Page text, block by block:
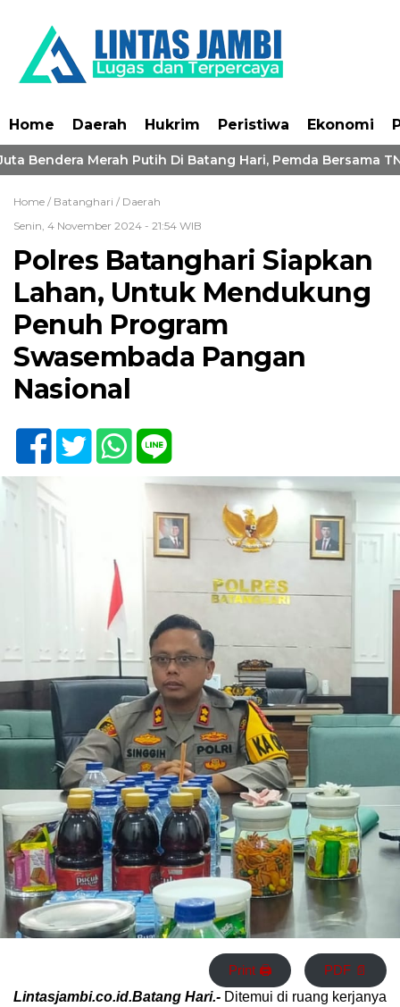
Home Daerah Hukrim Peristiwa Ekonomi
Bendera Merah Putih Di Batang Hari, Pemda Bersama
Home / Batanghari / Daerah
Senin, 4 November 2024 - 21:54 WIB
Polres Batanghari Siapkan
Lahan, Untuk Mendukung
Penuh Program
Swasembada Pangan
Nasional
Print 🖨 PDF 📄
Lintasjambi.co.id.Batang Hari.- Ditemui di ruang kerjanya